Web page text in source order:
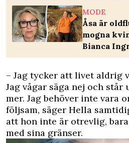
MODE
Åsa är
mogna
Bianca
– Jag tycker att livet aldrig
Jag vågar säga nej och
mer. Jag behöver inte vara
följsam, säger Hella
att hon inte är otrevlig,
med sina gränser.